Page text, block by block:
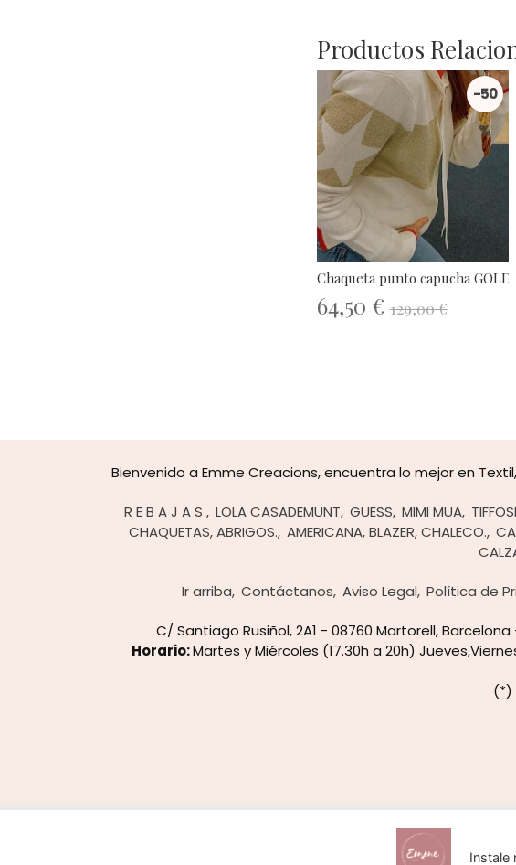
Productos
-50
%
Chaqueta punto capucha GOLD
64,50 € 129,00 €
Bienvenido a Emme Creacions, encuentra lo mejor en
R E B A J A S LOLA CASADEMUNT GUESS MIMI MUA
CHAQUETAS, ABRIGOS. AMERICANA, BLAZER, CHALECO.
Ir arriba Contáctanos Aviso Legal Política de
C/ Santiago Rusiñol, 2A1 - 08760 Martorell,
Horario:Martes y Miércoles (17.30h a 20h)
(*)
Instale